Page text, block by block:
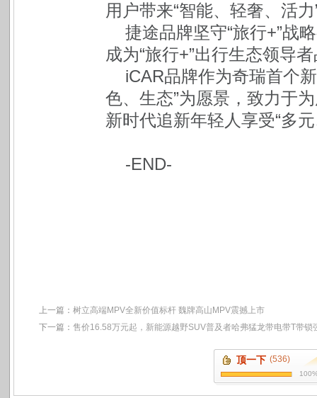
用户带来“智能、轻奢、活
捷途品牌坚守“旅行+”战
成为“旅行+”出行生态领导
iCAR品牌作为奇瑞首个
色、生态”为愿景，致力于
新时代追新年轻人享受“多
-END-
上一篇： 树立高端MPV全新价值标杆 魏牌高山MPV震撼上市
下一篇： 售价16.58万元起，新能源越野SUV普及者哈弗猛龙带电带T带锁
顶一下 (536)